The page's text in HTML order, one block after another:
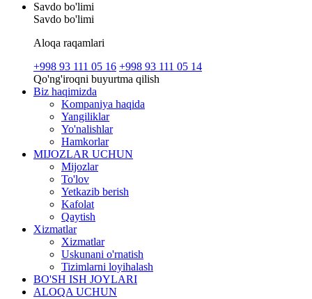
Savdo bo'limi
Savdo bo'limi
Aloqa raqamlari
+998 93 111 05 16 +998 93 111 05 14
Qo'ng'iroqni buyurtma qilish
Biz haqimizda
Kompaniya haqida
Yangiliklar
Yo'nalishlar
Hamkorlar
MIJOZLAR UCHUN
Mijozlar
To'lov
Yetkazib berish
Kafolat
Qaytish
Xizmatlar
Xizmatlar
Uskunani o'rnatish
Tizimlarni loyihalash
BO'SH ISH JOYLARI
ALOQA UCHUN